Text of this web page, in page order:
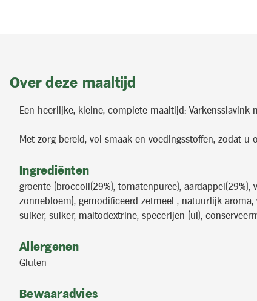
Over deze maaltijd
Een heerlijke, kleine, complete maaltijd:
Met zorg bereid, vol smaak en voedingsstoffen, zodat
Ingrediënten
groente (broccoli(29%), tomatenpuree), aardappel(29%),
zonnebloem), gemodificeerd zetmeel , natuurlijk aroma,
suiker, suiker, maltodextrine, specerijen (ui),
Allergenen
Gluten
Bewaaradvies